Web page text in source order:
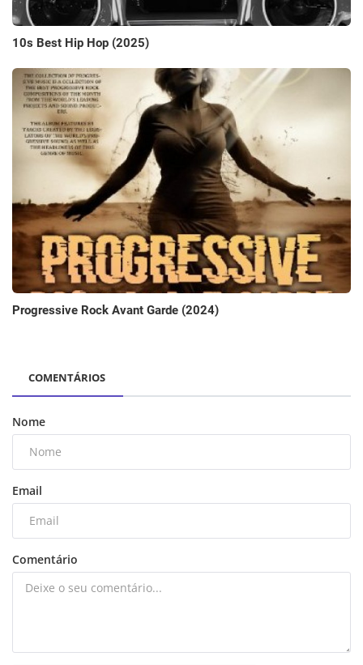
10s Best Hip Hop (2025)
Progressive Rock Avant Garde (2024)
COMENTÁRIOS
Nome
Email
Comentário